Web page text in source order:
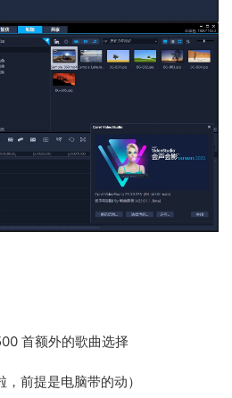
首额外的歌曲选择
前提是电脑带的动）